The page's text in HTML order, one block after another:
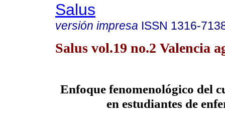
Salus
versión impresa ISSN 1316-
Salus vol.19 no.2 Valencia
Enfoque fenomenológico del
en estudiantes de